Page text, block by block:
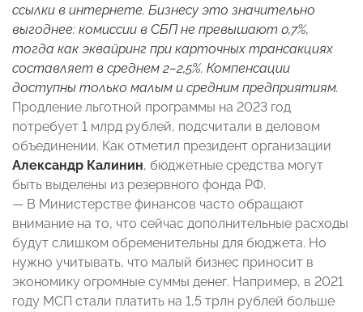
ссылки в интернете. Бизнесу это значительно
выгоднее: комиссии в СБП не превышают 0,7%,
тогда как эквайринг при карточных трансакциях
составляет в среднем 2–2,5%. Компенсации
доступны только малым и средним предприятиям.
Продление льготной программы на 2023 год
потребует 1 млрд рублей, подсчитали в деловом
объединении. Как отметил президент организации
Александр Калинин, бюджетные средства могут
быть выделены из резервного фонда РФ.
— В Министерстве финансов часто обращают
внимание на то, что сейчас дополнительные расходы
будут слишком обременительны для бюджета. Но
нужно учитывать, что малый бизнес приносит в
экономику огромные суммы денег. Например, в 2021
году МСП стали платить на 1,5 трлн рублей больше